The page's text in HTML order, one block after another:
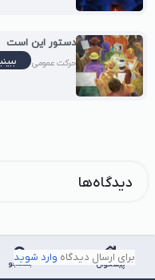
دستور این است
حرکت عمومی
دیدگاه‌ها
برای ارسال دیدگاه وارد شوید
پیشخوان جستجو